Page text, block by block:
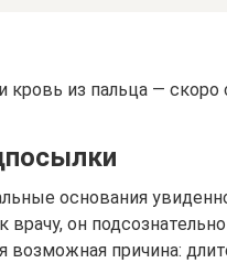
кровь из пальца —
основания
врачу, он
возможная причина: